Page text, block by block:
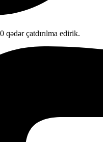
çatdırılma edirik.